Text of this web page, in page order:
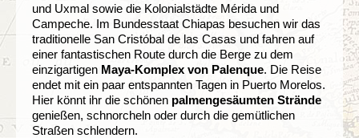
und Uxmal sowie die Kolonialstädte Mérida und
Campeche. Im Bundesstaat Chiapas besuchen wir das
traditionelle San Cristóbal de las Casas und fahren auf
einer fantastischen Route durch die Berge zu dem
einzigartigen Maya-Komplex von Palenque. Die Reise
endet mit ein paar entspannten Tagen in Puerto Morelos.
Hier könnt ihr die schönen palmengesäumten Strände
genießen, schnorcheln oder durch die gemütlichen
Straßen schlendern.